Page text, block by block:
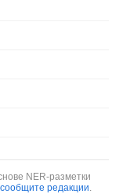
NER-разметки
сообщите редакции